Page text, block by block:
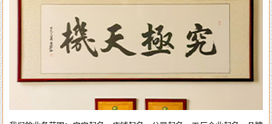
庆择吉等。一生以直言敢断的风格，从不虚言巧语的业德而深受广大各界
人士的高度好评和信赖。时间能证明实力，陈洲先生能够三十多年从业至
今，口碑越来越好，客户越来越多，可想而知陈洲先生的学术修为的高深
程度！ 陈洲先生研究运用易学近四十年、学术上:理论基础高深，博取众
家之长，经验丰富、见解独到、业德高尚。 本公司网站对外服务项目，
全部真人实体进行预测与操作，服务质量绝对精准实用。详情了解可拔打
电话或加微信：15916618178（微信同号），进行咨询了解。